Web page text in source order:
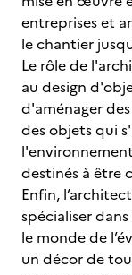
entreprises et
le chantier
Le rôle de
au design
d'aménager
des objets qui
destinés à être
Enfin,
spécialiser
le monde de
un décor de